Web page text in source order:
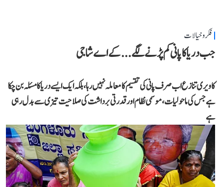
فکر و خیالات
جب دریا کا پانی کم پڑنے لگے...کے اے شاجی
کاویری تنازع اب صرف پانی کی تقسیم کا معاملہ نہیں رہا، بلکہ ایک ایسے دریا کا مسئلہ بن چکا
ہے جس کی ماحولیات، موسمی نظام اور قدرتی برداشت کی صلاحیت تیزی سے بدل رہی
ہے